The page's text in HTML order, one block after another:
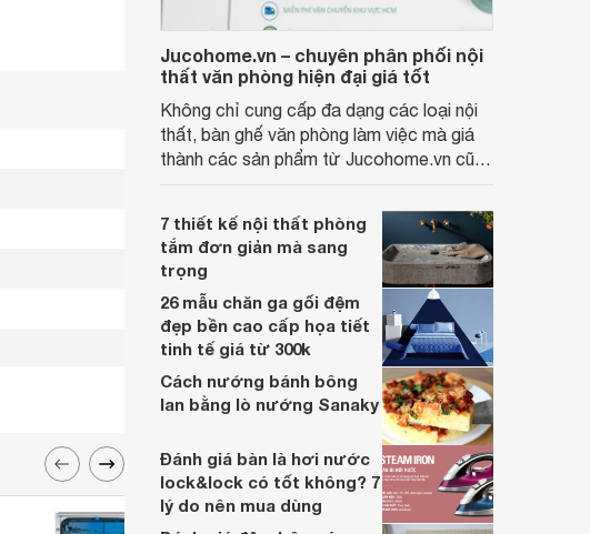
Jucohome.vn – chuyên phân phối nội
thất văn phòng hiện đại giá tốt
Không chỉ cung cấp đa dạng các loại nội
thất, bàn ghế văn phòng làm việc mà giá
thành các sản phẩm từ Jucohome.vn cũng
7 thiết kế nội thất phòng
tắm đơn giản mà sang
trọng
26 mẫu chăn ga gối đệm
đẹp bền cao cấp họa tiết
tinh tế giá từ 300k
Cách nướng bánh bông
lan bằng lò nướng Sanaky
Đánh giá bàn là hơi nước
lock&lock có tốt không? 7
lý do nên mua dùng